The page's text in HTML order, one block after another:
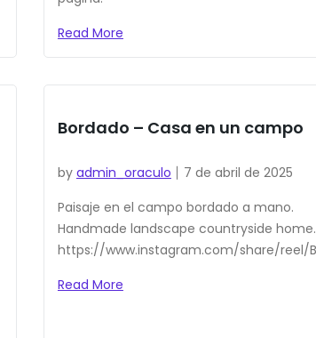
Read More
Bordado – Casa en un campo
by admin_oraculo
7 de abril de 2025
Paisaje en el campo bordado a mano.
Handmade landscape countryside home.
https://www.instagram.com/share/reel/
Read More